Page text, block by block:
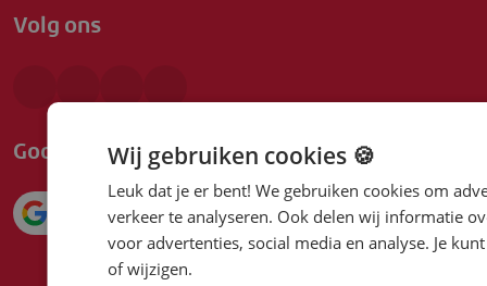
Volg ons
Google beoordeling
Wij gebruiken cookies 🍪
Leuk dat je er bent! We gebruiken cookies om
verkeer te analyseren. Ook delen wij informatie
voor advertenties, social media en analyse. Je
of wijzigen.